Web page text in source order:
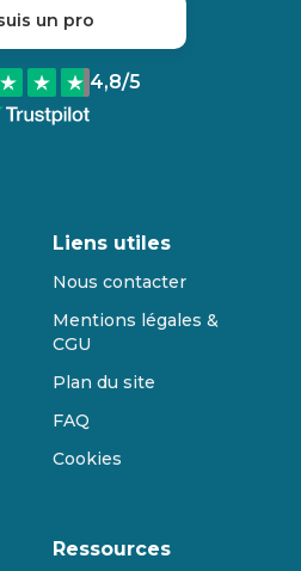
un pro
4,8/5
Liens utiles
Nous contacter
Mentions légales &
CGU
Plan du site
FAQ
Cookies
Ressources